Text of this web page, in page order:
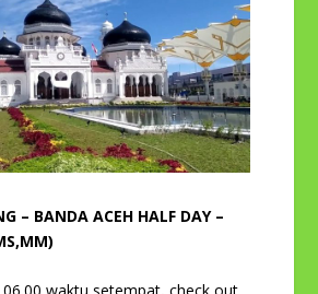
– BANDA ACEH HALF DAY –